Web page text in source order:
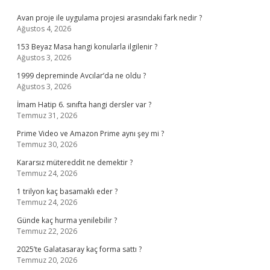
Avan proje ile uygulama projesi arasındaki fark nedir ?
Ağustos 4, 2026
153 Beyaz Masa hangi konularla ilgilenir ?
Ağustos 3, 2026
1999 depreminde Avcılar’da ne oldu ?
Ağustos 3, 2026
İmam Hatip 6. sınıfta hangi dersler var ?
Temmuz 31, 2026
Prime Video ve Amazon Prime aynı şey mi ?
Temmuz 30, 2026
Kararsız mütereddit ne demektir ?
Temmuz 24, 2026
1 trilyon kaç basamaklı eder ?
Temmuz 24, 2026
Günde kaç hurma yenilebilir ?
Temmuz 22, 2026
2025’te Galatasaray kaç forma sattı ?
Temmuz 20, 2026